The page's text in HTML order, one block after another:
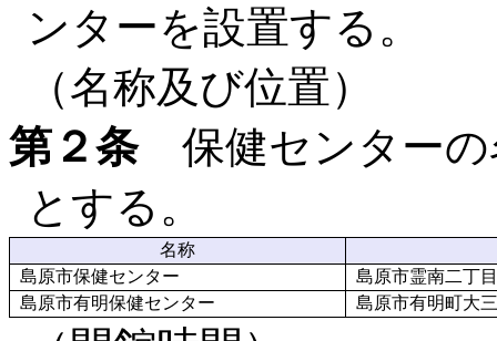
ンターを設置する。
（名称及び位置）
第２条保健センターの
とする。
名称
島原市保健センター
島原市霊南二丁
島原市有明保健センター
島原市有明町大